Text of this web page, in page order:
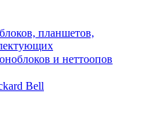
планшетов,
и неттоопов
Bell